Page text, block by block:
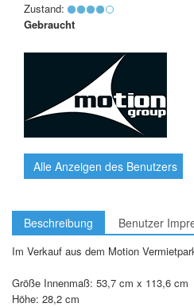
Zustand:
Gebraucht
Alle Anzeigen des Benutzers
Beschreibung Benutzer
Im Verkauf aus dem Motion
Größe Innenmaß: 53,7 cm x 113,6 cm
Höhe: 28,2 cm